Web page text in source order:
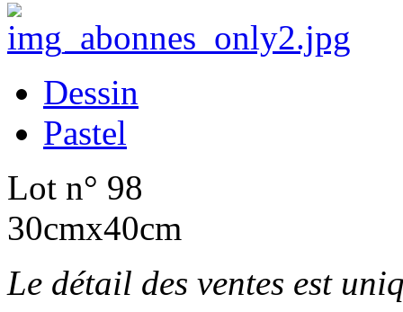
Dessin
Pastel
Lot n° 98
30cmx40cm
Le détail des ventes est